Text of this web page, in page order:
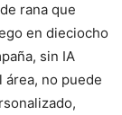
rana que
en dieciocho
sin IA
área, no puede